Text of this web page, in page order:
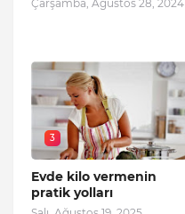
Çarşamba, Ağustos 28, 2024
3
Evde kilo vermenin
pratik yolları